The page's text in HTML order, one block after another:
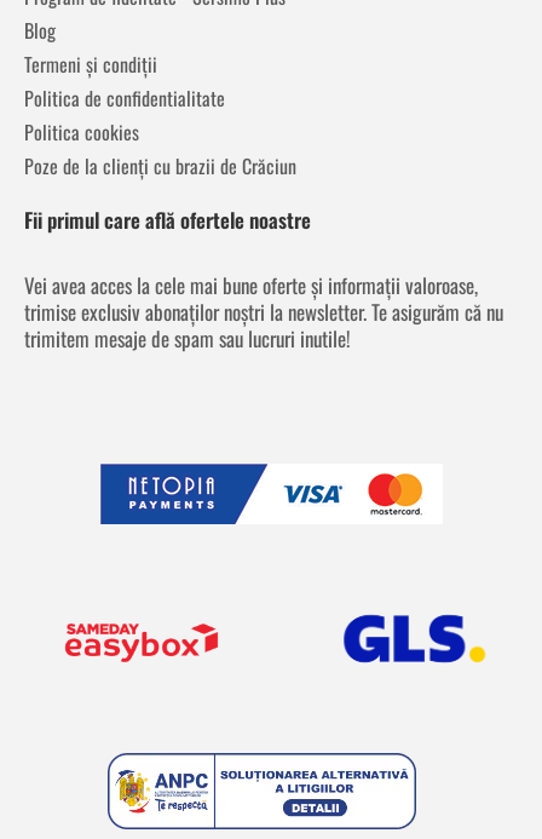
Blog
Termeni și condiții
Politica de confidentialitate
Politica cookies
Poze de la clienți cu brazii de Crăciun
Fii primul care află ofertele noastre
Vei avea acces la cele mai bune oferte și informații valoroase,
trimise exclusiv abonaților noștri la newsletter. Te asigurăm că nu
trimitem mesaje de spam sau lucruri inutile!